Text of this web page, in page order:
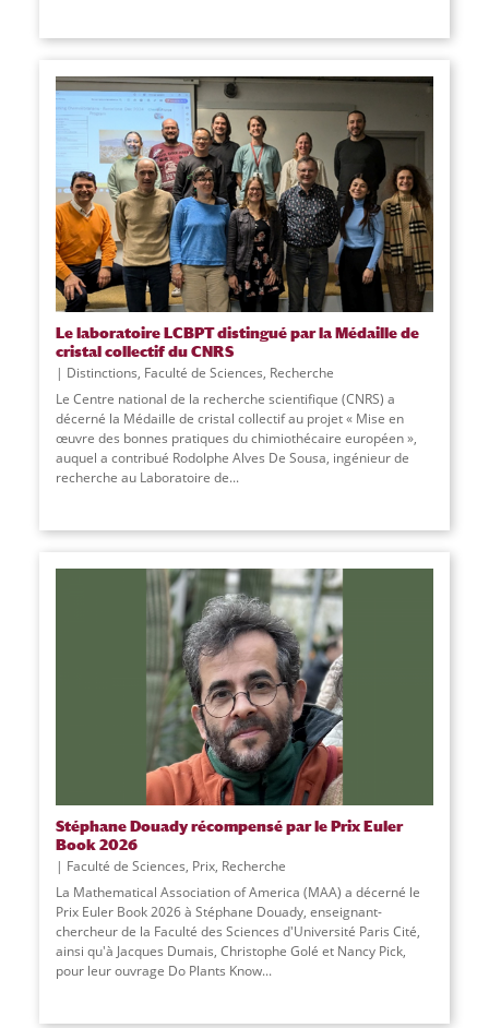
Le laboratoire LCBPT distingué par la Médaille de
cristal collectif du CNRS
Distinctions, Faculté de Sciences, Recherche
Le Centre national de la recherche scientifique (CNRS) a
décerné la Médaille de cristal collectif au projet « Mise en
œuvre des bonnes pratiques du chimiothécaire européen »,
auquel a contribué Rodolphe Alves De Sousa, ingénieur de
recherche au Laboratoire de...
Stéphane Douady récompensé par le Prix Euler
Book 2026
Faculté de Sciences, Prix, Recherche
La Mathematical Association of America (MAA) a décerné le
Prix Euler Book 2026 à Stéphane Douady, enseignant-
chercheur de la Faculté des Sciences d'Université Paris Cité,
ainsi qu'à Jacques Dumais, Christophe Golé et Nancy Pick,
pour leur ouvrage Do Plants Know...